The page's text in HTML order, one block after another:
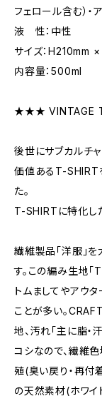
フェロール含む）・
液 性：中性
サイズ：H210mm
内容量：500ml
★★★ VINTAGE
後世にサブカルチ
価値あるT-SHIRT
た。
T-SHIRTに特化し
繊維製品「洋服」
す。この編み生地
トムましてやアウ
ことが多い。
地、汚れ「主に脂・
コシなので、繊維
殖(臭い戻り・再付
の天然素材(ホワイ